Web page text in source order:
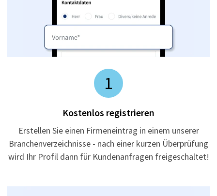
1
Kostenlos registrieren
Erstellen Sie einen Firmeneintrag in einem unserer
Branchenverzeichnisse - nach einer kurzen Überprüfung
wird Ihr Profil dann für Kundenanfragen freigeschaltet!